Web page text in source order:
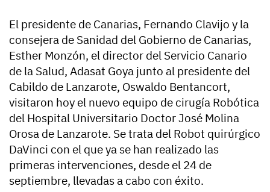
El presidente de Canarias, Fernando Clavijo y la
consejera de Sanidad del Gobierno de Canarias,
Esther Monzón, el director del Servicio Canario
de la Salud, Adasat Goya junto al presidente del
Cabildo de Lanzarote, Oswaldo Bentancort,
visitaron hoy el nuevo equipo de cirugía Robótica
del Hospital Universitario Doctor José Molina
Orosa de Lanzarote. Se trata del Robot quirúrgico
DaVinci con el que ya se han realizado las
primeras intervenciones, desde el 24 de
septiembre, llevadas a cabo con éxito.